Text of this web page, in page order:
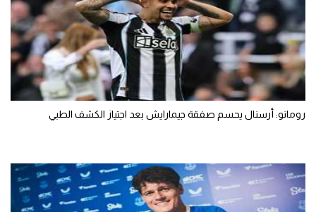
رومانو: أرسنال يحسم صفقة جيمارايش بعد اجتياز الكشف الطبي